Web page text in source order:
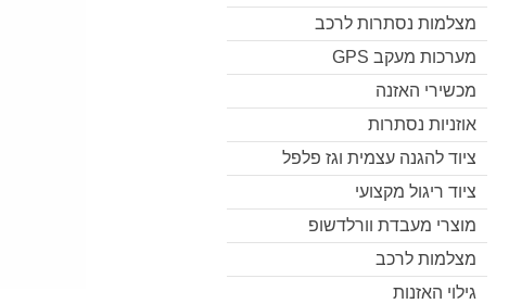
מצלמות נסתרות לרכב
מערכות מעקב GPS
מכשירי האזנה
אוזניות נסתרות
ציוד להגנה עצמית וגז פלפל
ציוד ריגול מקצועי
מוצרי מעבדת וורלדשופ
מצלמות לרכב
גילוי האזנות